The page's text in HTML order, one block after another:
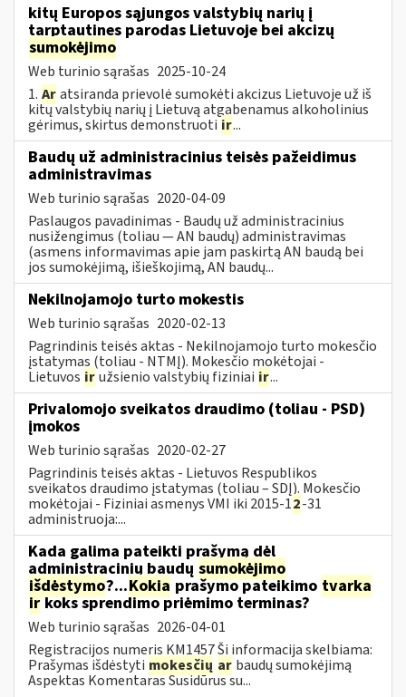
kitų Europos sąjungos valstybių narių į
tarptautines parodas Lietuvoje bei akcizų
sumokėjimo
Web turinio sąrašas 2025-10-24
1. Aratsiranda prievolė sumokėti akcizus Lietuvoje už iš
kitų valstybių narių į Lietuvą atgabenamus alkoholinius
gėrimus, skirtus demonstruoti ir...
Baudų už administracinius teisės pažeidimus
administravimas
Web turinio sąrašas 2020-04-09
Paslaugos pavadinimas - Baudų už administracinius
nusižengimus (toliau — AN baudų) administravimas
(asmens informavimas apie jam paskirtą AN baudą bei
jos sumokėjimą, išieškojimą, AN baudų...
Nekilnojamojo turto mokestis
Web turinio sąrašas 2020-02-13
Pagrindinis teisės aktas - Nekilnojamojo turto mokesčio
įstatymas (toliau - NTMĮ). Mokesčio mokėtojai -
Lietuvos iružsienio valstybių fiziniai ir...
Privalomojo sveikatos draudimo (toliau - PSD)
įmokos
Web turinio sąrašas 2020-02-27
Pagrindinis teisės aktas - Lietuvos Respublikos
sveikatos draudimo įstatymas (toliau – SDĮ). Mokesčio
mokėtojai - Fiziniai asmenys VMI iki 2015-12-31
administruoja:...
Kada galima pateikti prašymą dėl
administracinių baudų sumokėjimo
išdėstymo?...Kokia prašymo pateikimo tvarka
irkoks sprendimo priėmimo terminas?
Web turinio sąrašas 2026-04-01
Registracijos numeris KM1457 Ši informacija skelbiama:
Prašymas išdėstyti mokesčių ar baudų sumokėjimą
Aspektas Komentaras Susidūrus su...